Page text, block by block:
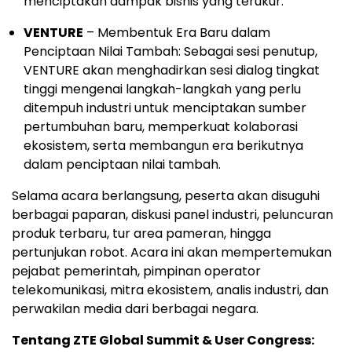
VENTURE – Membentuk Era Baru dalam
Penciptaan Nilai Tambah: Sebagai sesi penutup,
VENTURE akan menghadirkan sesi dialog tingkat
tinggi mengenai langkah-langkah yang perlu
ditempuh industri untuk menciptakan sumber
pertumbuhan baru, memperkuat kolaborasi
ekosistem, serta membangun era berikutnya
dalam penciptaan nilai tambah.
Selama acara berlangsung, peserta akan disuguhi
berbagai paparan, diskusi panel industri, peluncuran
produk terbaru, tur area pameran, hingga
pertunjukan robot. Acara ini akan mempertemukan
pejabat pemerintah, pimpinan operator
telekomunikasi, mitra ekosistem, analis industri, dan
perwakilan media dari berbagai negara.
Tentang ZTE Global Summit & User Congress: